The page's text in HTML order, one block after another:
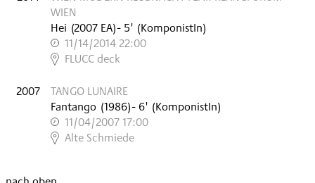
WIEN
Hei (2007 EA)- 5' (KomponistIn)
11/14/2014 22:00
,
FLUCC deck
2007
TANGO LUNAIRE
Fantango (1986)- 6' (KomponistIn)
11/04/2007 17:00
,
Alte Schmiede